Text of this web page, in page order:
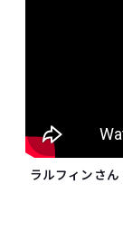
ラルフィンさん